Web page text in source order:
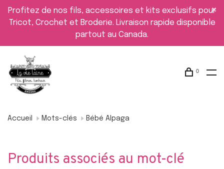
Profitez de nos fils, accessoires et kits exclusifs pour
Tricot, Crochet et Broderie. Livraison rapide disponible
partout au Canada.
0
Accueil Mots-clés Bébé Alpaga
Produits associés au mot-clé